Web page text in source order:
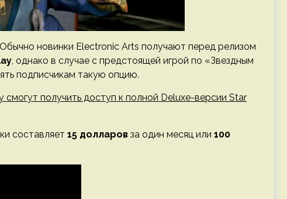
новинки Electronic Arts получают перед релизом
, однако в случае с предстоящей игрой по «Звездным
подписчикам такую опцию.
получить доступ к полной Deluxe-версии Star
составляет 15 долларов за один месяц или 100